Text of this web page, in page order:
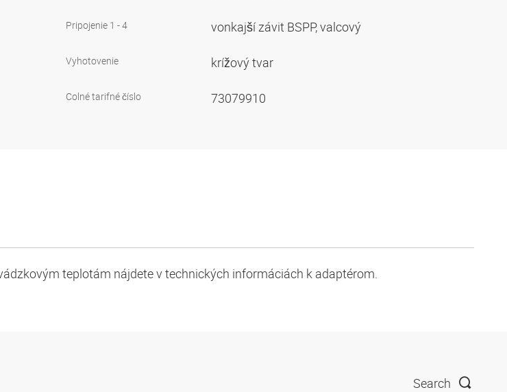
Pripojenie 1 - 4 vonkajší závit BSPP, valcový
Vyhotovenie krížový tvar
Colné tarifné číslo 73079910
teplotám nájdete v technických informáciách k adaptérom.
Search